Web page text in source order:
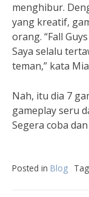
menghibur.
yang kreatif,
orang. “Fall
Saya selalu
teman,” kata
Nah, itu dia 7
gameplay seru
Segera coba
Posted in Blog